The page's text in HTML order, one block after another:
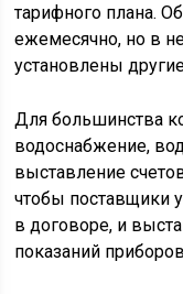
тарифного плана.
ежемесячно, но в
установлены
Для большинства
водоснабжение,
выставление
чтобы поставщики
в договоре, и
показаний